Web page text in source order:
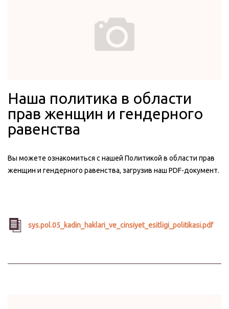
Наша политика в области
прав женщин и гендерного
равенства
Вы можете ознакомиться с нашей Политикой в области прав
женщин и гендерного равенства, загрузив наш PDF-документ.
sys.pol.05_kadin_haklari_ve_cinsiyet_esitligi_politikasi.pdf